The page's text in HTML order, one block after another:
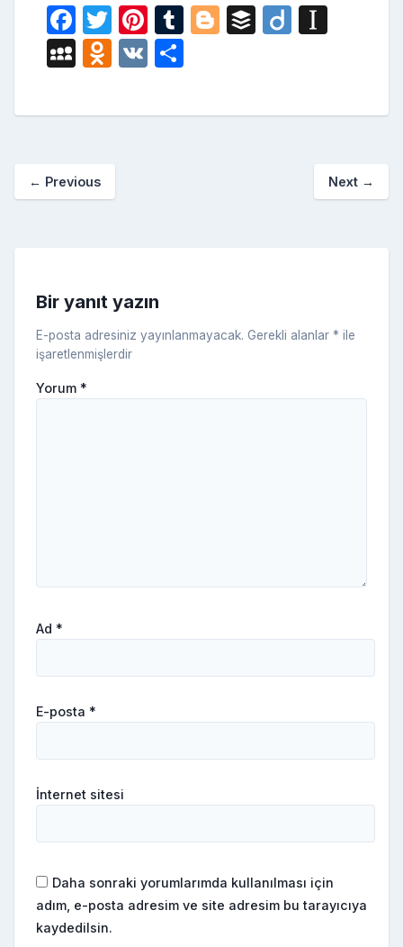
F
a
c
e
o
T
w
itt
er
Pi
nt
er
e
T
bl
Bl
g
B
r
Di
p
er
M
S
a
c
O
n
a
ki
V
ar
← Previous Next →
Bir yanıt yazın
E-posta adresiniz yayınlanmayacak. Gerekli alanlar * ile
işaretlenmişlerdir
Yorum *
Ad *
E-posta *
İnternet sitesi
Daha sonraki yorumlarımda kullanılması için
adım, e-posta adresim ve site adresim bu tarayıcıya
kaydedilsin.